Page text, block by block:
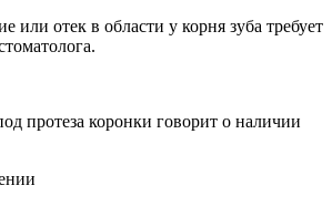
или отек в области у корня зуба требует
протеза коронки говорит о наличии